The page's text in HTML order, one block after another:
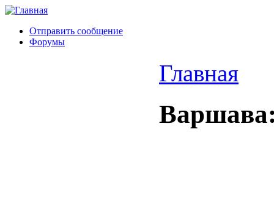
Отправить сообщение
Форумы
Главная